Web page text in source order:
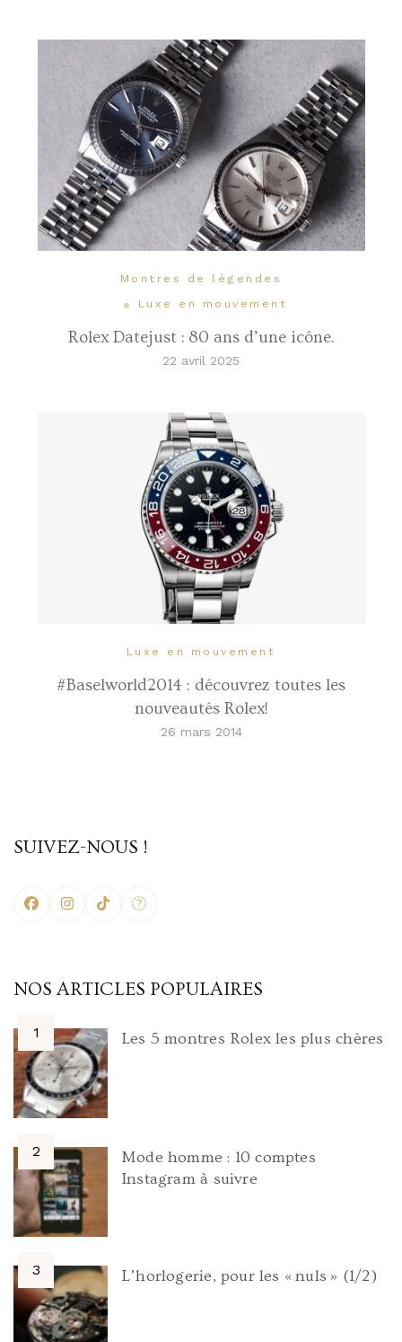
Montres de légendes
Luxe en mouvement
Rolex Datejust : 80 ans d’une icône.
22 avril 2025
Luxe en mouvement
#Baselworld2014 : découvrez toutes les
nouveautés Rolex!
26 mars 2014
SUIVEZ-NOUS !
NOS ARTICLES POPULAIRES
Les 5 montres Rolex les plus chères
Mode homme : 10 comptes
Instagram à suivre
L’horlogerie, pour les « nuls » (1/2)